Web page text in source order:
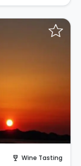
wine_bar Wine Tasting